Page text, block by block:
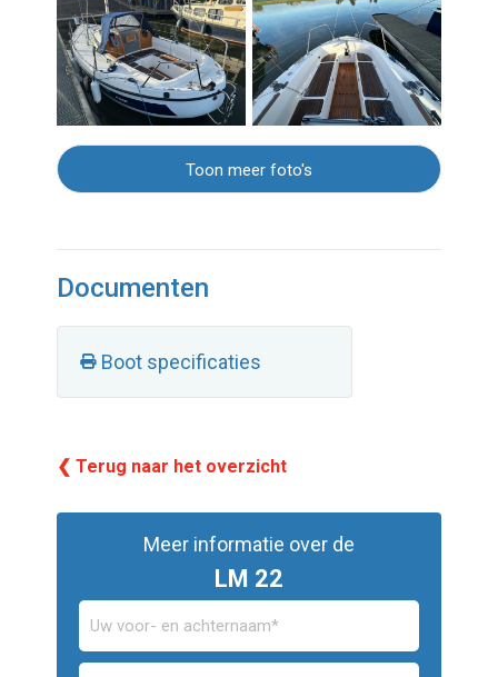
Toon meer foto's
Documenten
Boot specificaties
❮ Terug naar het overzicht
Meer informatie over de
LM 22